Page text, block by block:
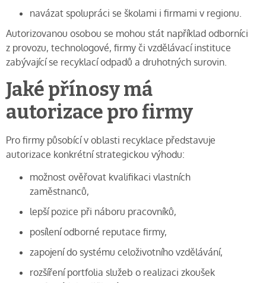
navázat spolupráci se školami i firmami v regionu.
Autorizovanou osobou se mohou stát například odborníci
z provozu, technologové, firmy či vzdělávací instituce
zabývající se recyklací odpadů a druhotných surovin.
Jaké přínosy má
autorizace pro firmy
Pro firmy působící v oblasti recyklace představuje
autorizace konkrétní strategickou výhodu:
možnost ověřovat kvalifikaci vlastních
zaměstnanců,
lepší pozice při náboru pracovníků,
posílení odborné reputace firmy,
zapojení do systému celoživotního vzdělávání,
rozšíření portfolia služeb o realizaci zkoušek